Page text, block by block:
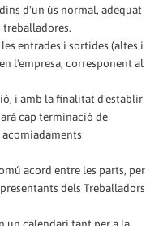
d'un ús normal, adequat
treballadores.
entrades i sortides (altes i
l'empresa, corresponent al
i amb la finalitat d'establir
cap terminació de
acord entre les parts, per
dels Treballadors